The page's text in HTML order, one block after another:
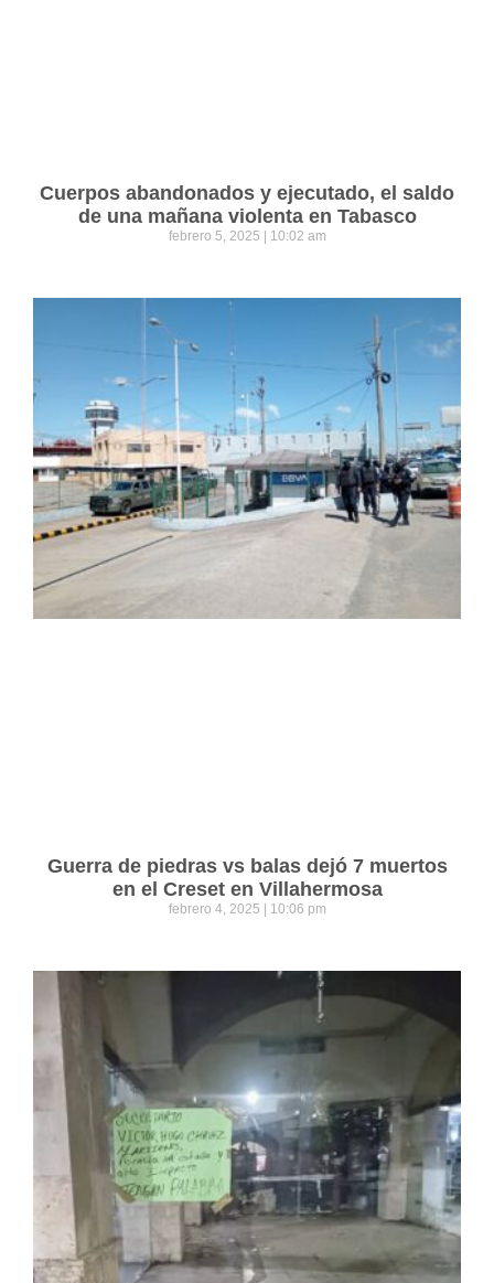
Cuerpos abandonados y ejecutado, el saldo
de una mañana violenta en Tabasco
febrero 5, 2025 10:02 am
Guerra de piedras vs balas dejó 7 muertos
en el Creset en Villahermosa
febrero 4, 2025 10:06 pm